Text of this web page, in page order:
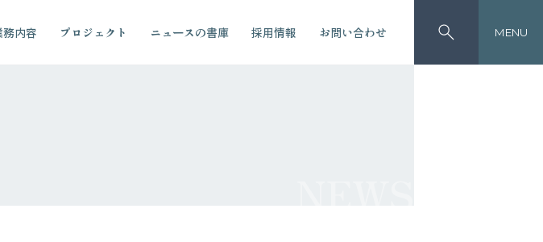
務内容 プロジェクト ニュースの書庫 採用情報 お問い合わせ MENU